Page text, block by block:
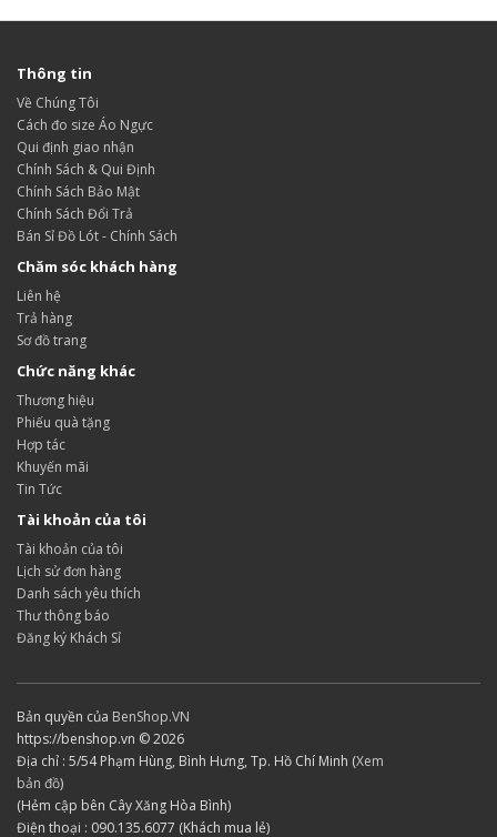
Thông tin
Về Chúng Tôi
Cách đo size Áo Ngực
Qui định giao nhận
Chính Sách & Qui Định
Chính Sách Bảo Mật
Chính Sách Đổi Trả
Bán Sỉ Đồ Lót - Chính Sách
Chăm sóc khách hàng
Liên hệ
Trả hàng
Sơ đồ trang
Chức năng khác
Thương hiệu
Phiếu quà tặng
Hợp tác
Khuyến mãi
Tin Tức
Tài khoản của tôi
Tài khoản của tôi
Lịch sử đơn hàng
Danh sách yêu thích
Thư thông báo
Đăng ký Khách Sỉ
Bản quyền của BenShop.VN
https://benshop.vn © 2026
Địa chỉ : 5/54 Phạm Hùng, Bình Hưng, Tp. Hồ Chí Minh (Xem
bản đồ)
(Hẻm cập bên Cây Xăng Hòa Bình)
Điện thoại : 090.135.6077 (Khách mua lẻ)